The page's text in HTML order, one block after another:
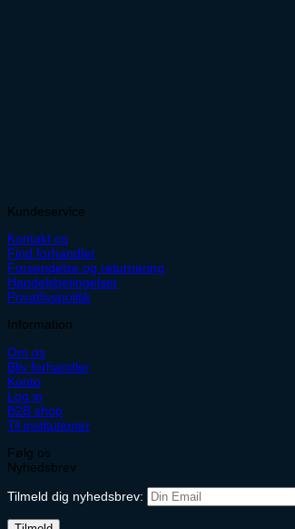
Kundeservice
Kontakt os
Find forhandler
Forsendelse og returnering
Handelsbetingelser
Privatlivspolitik
Information
Om os
Bliv forhandler
Konto
Log in
B2B shop
Til institutioner
Følg os
Nyhedsbrev
Tilmeld dig nyhedsbrev: